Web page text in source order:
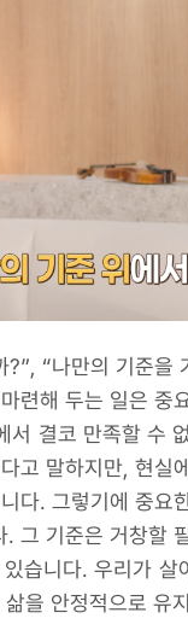
“나만의 기준을
련해 두는 일은 중
결코 만족할 수
고 말하지만, 현실
다. 그렇기에 중요
그 기준은 거창할
습니다. 우리가 살
을 안정적으로 유